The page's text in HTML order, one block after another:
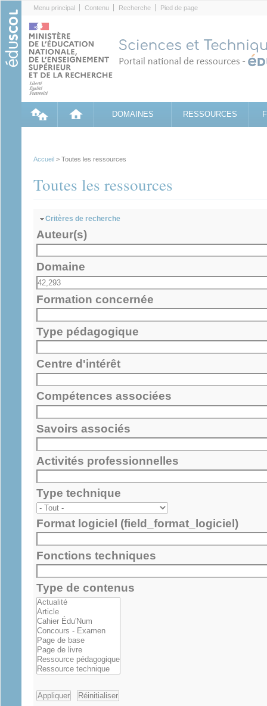
Menu principal Contenu Recherche Pied de page
DOMAINES RESSOURCES
Accueil > Toutes les ressources
Toutes les ressources
Masquer
Critères de recherche
Auteur(s)
Domaine
Formation concernée
Type pédagogique
Centre d'intérêt
Compétences associées
Savoirs associés
Activités professionnelles
Type technique
Format logiciel (field_format_logiciel)
Fonctions techniques
Type de contenus